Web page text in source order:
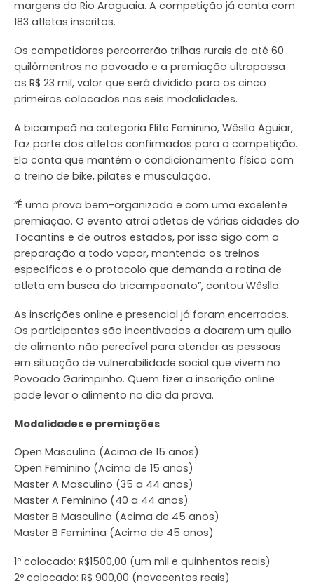
margens do Rio Araguaia. A competição já conta com
183 atletas inscritos.
Os competidores percorrerão trilhas rurais de até 60
quilômentros no povoado e a premiação ultrapassa
os R$ 23 mil, valor que será dividido para os cinco
primeiros colocados nas seis modalidades.
A bicampeã na categoria Elite Feminino, Wêslla Aguiar,
faz parte dos atletas confirmados para a competição.
Ela conta que mantém o condicionamento físico com
o treino de bike, pilates e musculação.
“É uma prova bem-organizada e com uma excelente
premiação. O evento atrai atletas de várias cidades do
Tocantins e de outros estados, por isso sigo com a
preparação a todo vapor, mantendo os treinos
específicos e o protocolo que demanda a rotina de
atleta em busca do tricampeonato”, contou Wêslla.
As inscrições online e presencial já foram encerradas.
Os participantes são incentivados a doarem um quilo
de alimento não perecível para atender as pessoas
em situação de vulnerabilidade social que vivem no
Povoado Garimpinho. Quem fizer a inscrição online
pode levar o alimento no dia da prova.
Modalidades e premiações
Open Masculino (Acima de 15 anos)
Open Feminino (Acima de 15 anos)
Master A Masculino (35 a 44 anos)
Master A Feminino (40 a 44 anos)
Master B Masculino (Acima de 45 anos)
Master B Feminina (Acima de 45 anos)
1º colocado: R$1500,00 (um mil e quinhentos reais)
2º colocado: R$ 900,00 (novecentos reais)